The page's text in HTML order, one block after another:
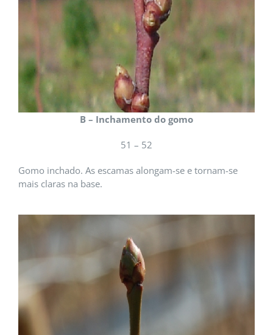
B – Inchamento do gomo
51 – 52
Gomo inchado. As escamas alongam-se e tornam-se
mais claras na base.